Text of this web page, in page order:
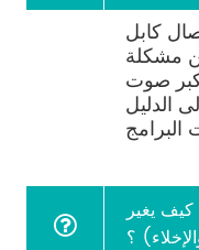
كابل
مشكلة
صوت
الدليل
كيف يغير PAVA8500 صوت الإنذار (التنبيه
؟